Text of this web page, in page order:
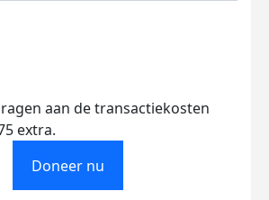
aan de transactiekosten
extra.
Doneer nu